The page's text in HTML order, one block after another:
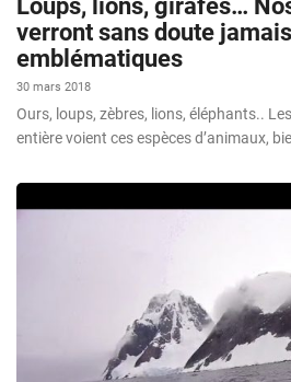
Loups, lions, girafes…
verront sans doute
emblématiques
30 mars 2018
Ours, loups, zèbres, lions, éléphants..
entière voient ces espèces d’animaux,